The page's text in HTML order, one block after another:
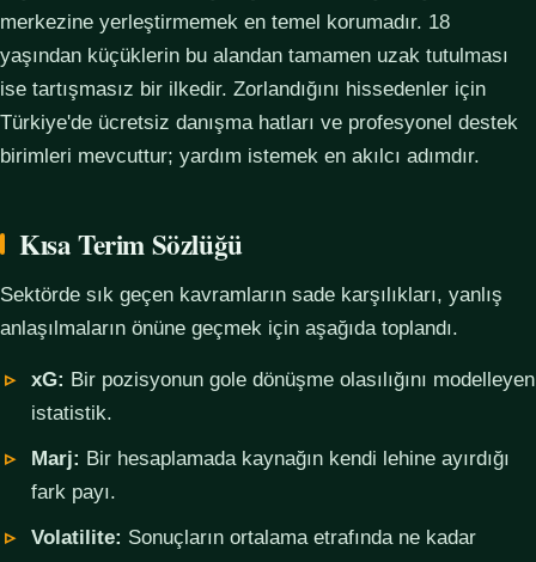
merkezine yerleştirmemek en temel korumadır. 18
yaşından küçüklerin bu alandan tamamen uzak tutulması
ise tartışmasız bir ilkedir. Zorlandığını hissedenler için
Türkiye'de ücretsiz danışma hatları ve profesyonel destek
birimleri mevcuttur; yardım istemek en akılcı adımdır.
Kısa Terim Sözlüğü
Sektörde sık geçen kavramların sade karşılıkları, yanlış
anlaşılmaların önüne geçmek için aşağıda toplandı.
xG: Bir pozisyonun gole dönüşme olasılığını modelleyen
istatistik.
Marj: Bir hesaplamada kaynağın kendi lehine ayırdığı
fark payı.
Volatilite: Sonuçların ortalama etrafında ne kadar